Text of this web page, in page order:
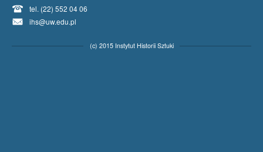
tel. (22) 552 04 06
ihs@uw.edu.pl
(c) 2015 Instytut Historii Sztuki